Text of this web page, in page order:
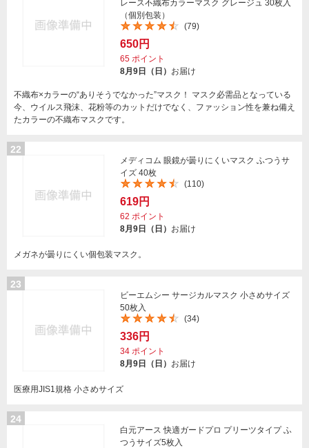
レース不織布カラーマスク グレージュ 30枚入
（個別包装）
(79)
650円
65 ポイント
8月9日（日） お届け
不織布×カラーの“ありそうでなかった”マスク！ マスク必需品となっている
今、ウイルス飛沫、花粉等のカットだけでなく、ファッション性を兼ね備え
たカラーの不織布マスクです。
22
メディコム 眼鏡が曇りにくいマスク ふつうサ
イズ 40枚
(110)
619円
62 ポイント
8月9日（日） お届け
メガネが曇りにくい個包装マスク。
23
ビーエムシー サージカルマスク 小さめサイズ
50枚入
(34)
336円
34 ポイント
8月9日（日） お届け
医療用JIS1規格 小さめサイズ
24
白元アース 快適ガードプロ プリーツタイプ ふ
つうサイズ5枚入